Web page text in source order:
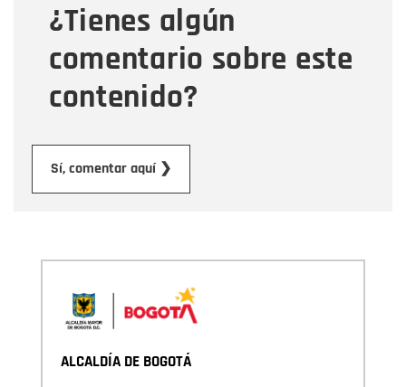
¿Tienes algún
comentario sobre este
contenido?
Sí, comentar aquí ❯
Mensaje
ALCALDÍA DE BOGOTÁ